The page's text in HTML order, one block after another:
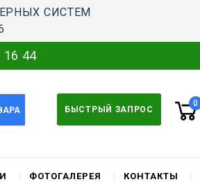
СИСТЕМ
16 44
БЫСТРЫЙ ЗАПРОС
0
ФОТОГАЛЕРЕЯ КОНТАКТЫ